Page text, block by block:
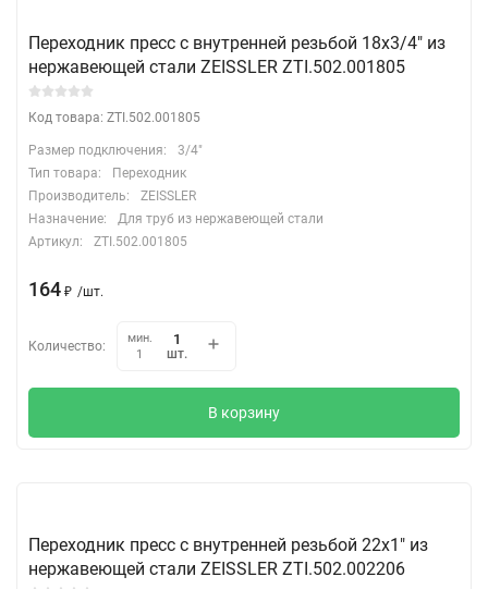
Переходник пресс с внутренней резьбой 18х3/4" из
нержавеющей стали ZEISSLER ZTI.502.001805
Код товара: ZTI.502.001805
Размер подключения:
3/4"
Тип товара:
Переходник
Производитель:
ZEISSLER
Назначение:
Для труб из нержавеющей стали
Артикул:
ZTI.502.001805
164 ₽ /шт.
Количество:
мин.
1
шт.
В корзину
Переходник пресс с внутренней резьбой 22х1" из
нержавеющей стали ZEISSLER ZTI.502.002206